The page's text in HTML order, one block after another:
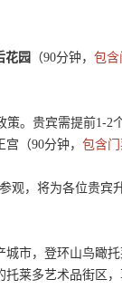
花园 （90分钟， 包含
。贵宾需提前1-
（90分钟， 包含
观，将为各位贵宾
市，登环山鸟瞰
莱多艺术品街区